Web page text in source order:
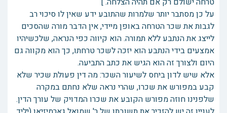
על כן מסתבר יותר שלמרות שהתובע ידע שאין לו סיכוי רב
לגבות את שכר הטרחה באופן מיידי, אין הדבר מורה שהסכים
לייצג את הנתבע ללא תמורה. הוא קיווה כפי הנראה, שלכשיהיו
אמצעים בידי הנתבע הוא יזכה לשכר טרחתו, כך הוא מקווה גם
היום ולצורך זה הוא הגיש את כתב התביעה.
אלא שיש לדון ביחס לשיעור השכר: מה דין פעולת שכיר שלא
קבע במפורש את שכרו, שהרי נראה שלא נחתם במקרה
שלפנינו חוזה מפורש הקובע את שכרו המדויק של עורך הדין.